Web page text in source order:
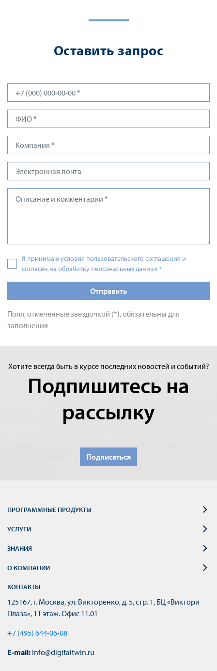
Оставить запрос
Я принимаю условия пользовательского соглашения и
согласен на обработку персональных данных*
Отправить
Поля, отмеченные звездочкой (*), обязательны для
заполнения
Хотите всегда быть в курсе последних новостей и событий?
Подпишитесь на
рассылку
Подписаться
ПРОГРАММНЫЕ ПРОДУКТЫ
УСЛУГИ
ЗНАНИЯ
О КОМПАНИИ
КОНТАКТЫ
125167, г. Москва, ул. Викторенко, д. 5, стр. 1, БЦ «Виктори
Плаза», 11 этаж. Офис 11.01
+7 (495) 644-06-08
E-mail: info@digitaltwin.ru